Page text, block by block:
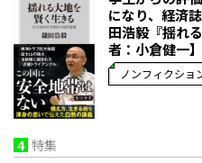
になり、経済
田浩毅『揺れ
者：小倉健一】
ノンフィクショ
4 特集